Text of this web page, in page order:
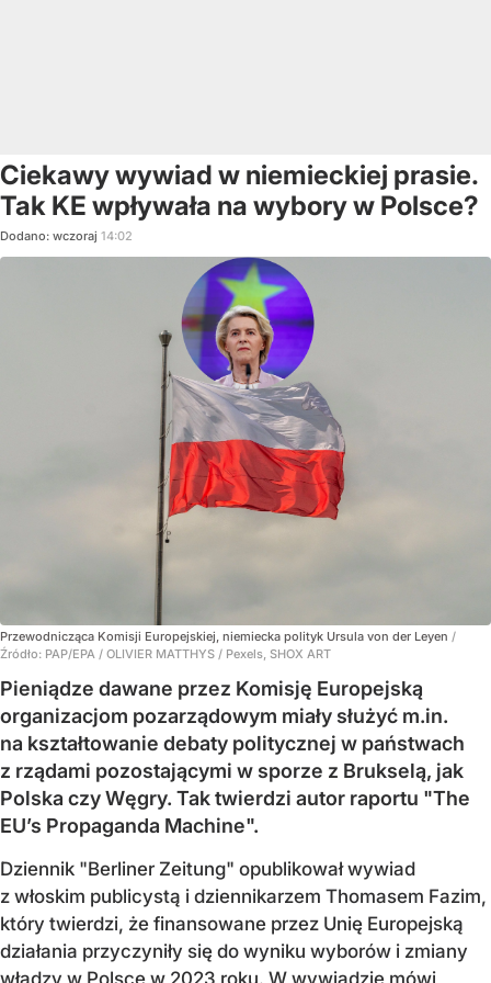
Ciekawy wywiad w niemieckiej prasie.
Tak KE wpływała na wybory w Polsce?
Dodano: wczoraj 14:02
Przewodnicząca Komisji Europejskiej, niemiecka polityk Ursula von der Leyen /
Źródło: PAP/EPA / OLIVIER MATTHYS / Pexels, SHOX ART
Pieniądze dawane przez Komisję Europejską
organizacjom pozarządowym miały służyć m.in.
na kształtowanie debaty politycznej w państwach
z rządami pozostającymi w sporze z Brukselą, jak
Polska czy Węgry. Tak twierdzi autor raportu "The
EU’s Propaganda Machine".
Dziennik "Berliner Zeitung" opublikował wywiad
z włoskim publicystą i dziennikarzem Thomasem Fazim,
który twierdzi, że finansowane przez Unię Europejską
działania przyczyniły się do wyniku wyborów i zmiany